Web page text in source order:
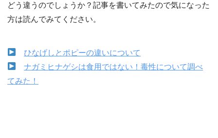
どう違うのでしょうか？記事を書いてみたので気になった
方は読んでみてください。
ひなげしとポピーの違いについて
ナガミヒナゲシは食用ではない！毒性について調べ
てみた！